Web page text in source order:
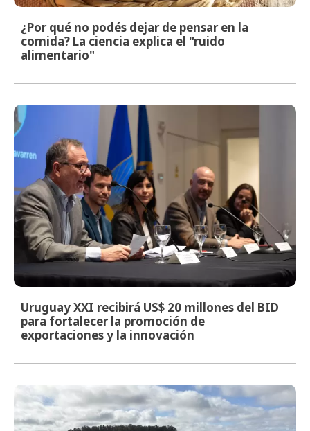
¿Por qué no podés dejar de pensar en la
comida? La ciencia explica el "ruido
alimentario"
Uruguay XXI recibirá US$ 20 millones del BID
para fortalecer la promoción de
exportaciones y la innovación